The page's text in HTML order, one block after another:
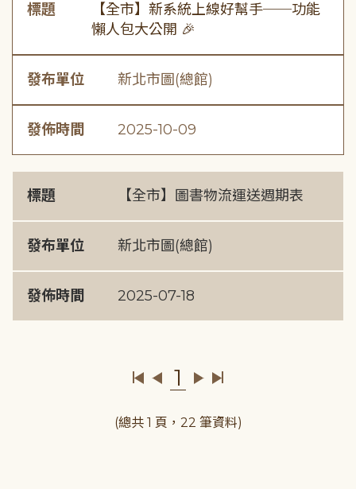
標題
【全市】新系統上線好幫手──功能
懶人包大公開 🎉
發布單位 新北市圖(總館)
發佈時間 2025-10-09
標題 【全市】圖書物流運送週期表
發布單位 新北市圖(總館)
發佈時間 2025-07-18
1
(總共 1 頁，22 筆資料)